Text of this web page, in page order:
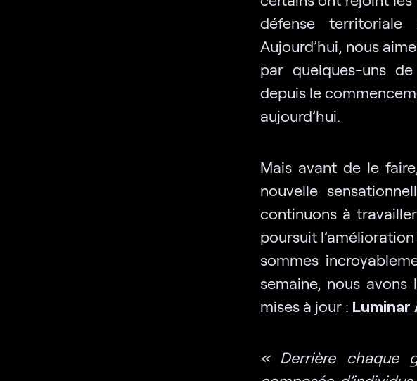
défense
Aujourd’hui, nous
par quelques-uns
depuis le
aujourd’hui.
Mais avant de le
nouvelle
continuons à
poursuit
sommes
semaine, nous
mises à jour : Luminar
« Derrière chaque